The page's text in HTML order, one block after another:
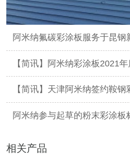
阿米纳氟碳彩涂板服务于昆钢
【简讯】阿米纳彩涂板2021年度
【简讯】天津阿米纳签约鞍钢彩涂
阿米纳参与起草的粉末彩涂板
相关产品